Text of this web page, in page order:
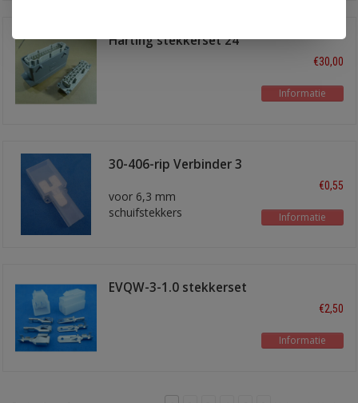
Harting stekkerset 24
€30,00
Informatie
30-406-rip Verbinder 3
voor 6,3 mm
schuifstekkers
€0,55
Informatie
EVQW-3-1.0 stekkerset
€2,50
Informatie